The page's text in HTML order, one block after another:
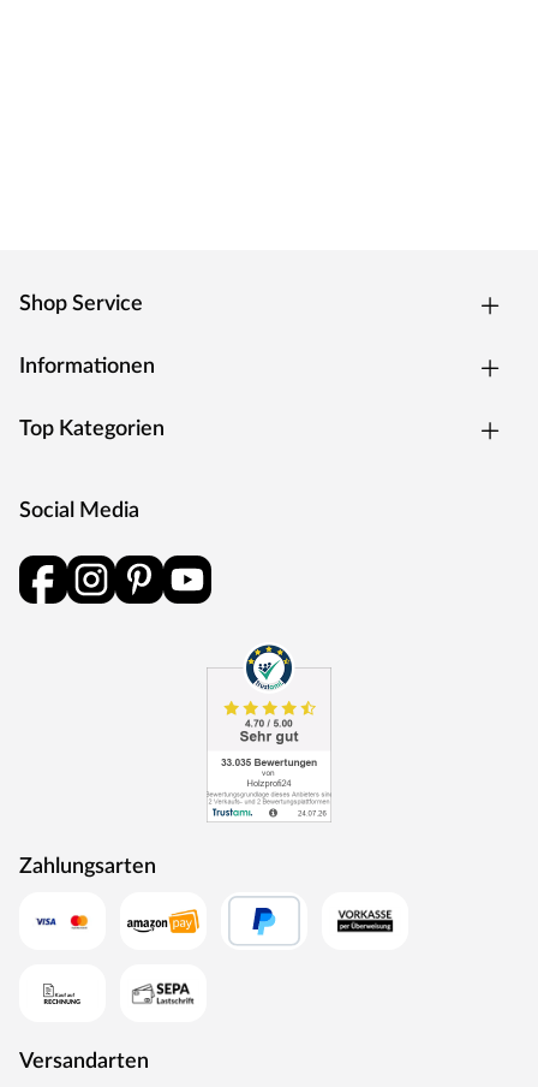
Shop Service
Informationen
Top Kategorien
Social Media
Zahlungsarten
Versandarten